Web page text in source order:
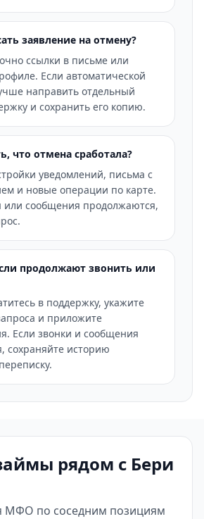
заявление на отмену?
ссылки в письме или
Если автоматической
направить отдельный
и сохранить его копию.
что отмена сработала?
уведомлений, письма с
и новые операции по карте.
или сообщения продолжаются,
продолжают звонить или
в поддержку, укажите
и приложите
Если звонки и сообщения
сохраняйте историю
рядом с Бери
МФО по соседним позициям